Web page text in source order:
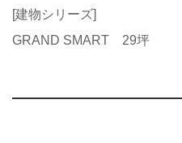
[建物シリーズ]
GRAND SMART 29坪